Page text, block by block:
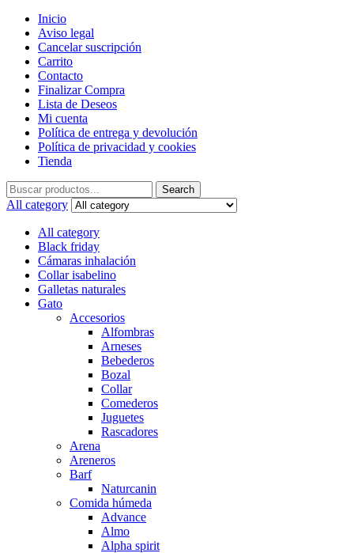
Inicio
Aviso legal
Cancelar suscripción
Carrito
Contacto
Finalizar Compra
Lista de Deseos
Mi cuenta
Política de entrega y devolución
Política de privacidad y cookies
Tienda
Search
for:
Search
All category
All category
Black friday
Cámaras inhalación
Collar isabelino
Galletas naturales
Gato
Accesorios
Alfombras
Arneses
Bebederos
Bozal
Collar
Comederos
Juguetes
Rascadores
Arena
Areneros
Barf
Naturcanin
Comida húmeda
Advance
Almo
Alpha spirit